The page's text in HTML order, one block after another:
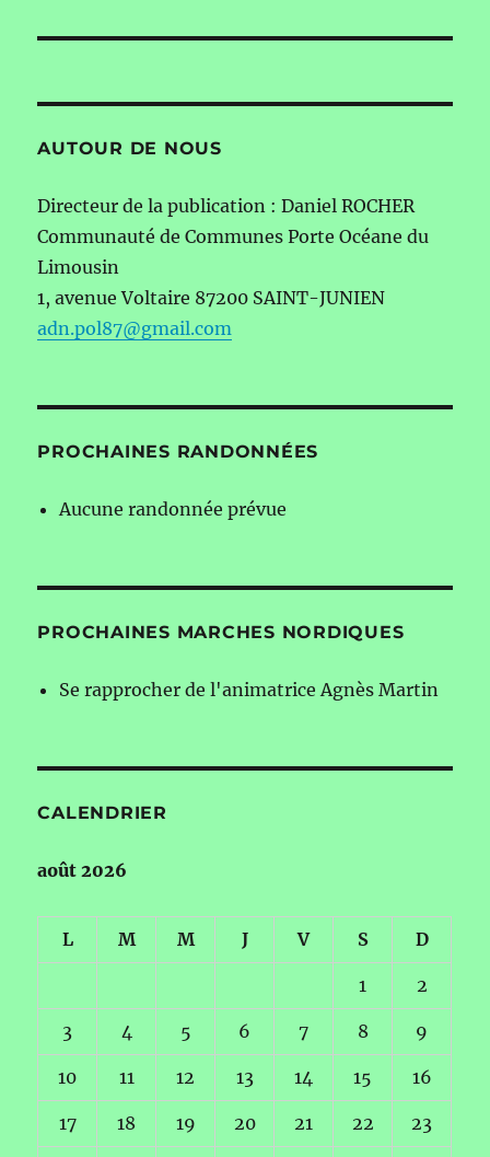
AUTOUR DE NOUS
Directeur de la publication : Daniel ROCHER
Communauté de Communes Porte Océane du
Limousin
1, avenue Voltaire 87200 SAINT-JUNIEN
adn.pol87@gmail.com
PROCHAINES RANDONNÉES
Aucune randonnée prévue
PROCHAINES MARCHES NORDIQUES
Se rapprocher de l'animatrice Agnès Martin
CALENDRIER
août 2026
L M M J V S D
1 2
3 4 5 6 7 8 9
10 11 12 13 14 15 16
17 18 19 20 21 22 23